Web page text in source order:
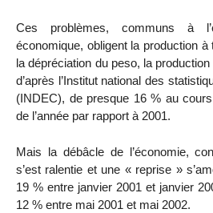
Ces problèmes, communs à
économique, obligent la production
la dépréciation du peso, la
d’après l’Institut national des
(INDEC), de presque 16 % au
de l’année par rapport à 2001.
Mais la débâcle de l’économie,
s’est ralentie et une « reprise »
19 % entre janvier 2001 et janvier
12 % entre mai 2001 et mai 2002.